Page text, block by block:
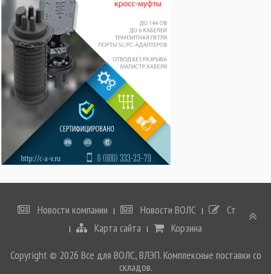
Новости компании Новости ВОЛС
Статьи
Карта сайта
Корзина
Copyright © 2026 Все для ВОЛС, ВЛЭП. Комплексные поставки со
складов.